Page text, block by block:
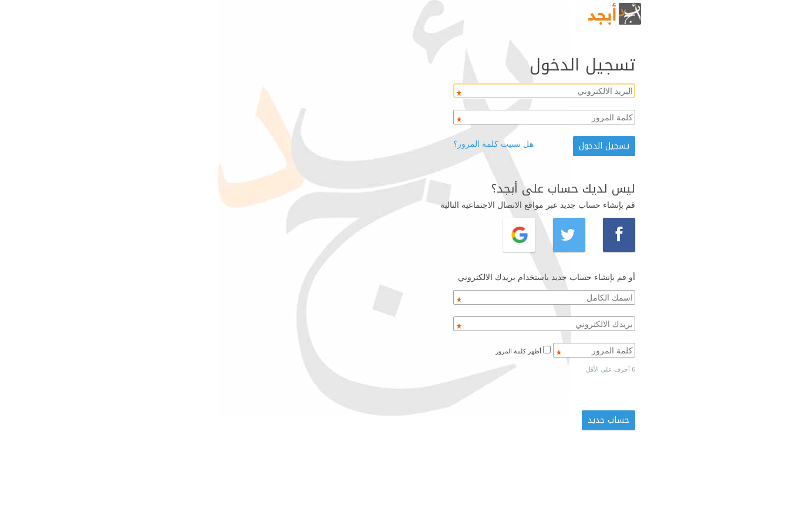
تسجيل الدخول
هل نسيت كلمة المرور؟
ليس لديك حساب على أبجد؟
قم بإنشاء حساب جديد عبر مواقع الاتصال الاجتماعية التالية
أو قم بإنشاء حساب جديد باستخدام بريدك الالكتروني
6 أحرف على الأقل